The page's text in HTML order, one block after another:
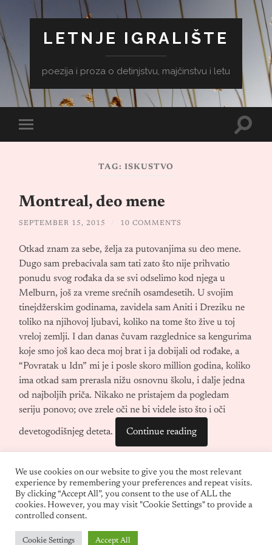
LETNJE IGRALIŠTE
poezija i proza o detinjstvu, majčinstvu i letu
mobile
Toggle
TAG: ISKUSTVO
Montreal, deo mene
SEPTEMBER 15, 2015 / 10 COMMENTS
Otkad znam za sebe, želja za putovanjima su deo mene.
Dugo sam prebacivala sam tati zato što nije prihvatio
ponudu svog rođaka da se svi odselimo kod njega u
Melburn, još za vreme srećnih osamdesetih. U svojim
tinejdžerskim godinama, zavidela sam Aniti i Dreziku ne
toliko na njihovoj ljubavi, koliko na tome što žive u toj
vreloj zemlji. I dan danas čuvam razglednice sa kengurima
koje smo još kao deca moj brat i ja dobijali od rođake, a
“Povratak u Idn” mi je i posle skoro million godina, koliko
ima otkad sam prerasla nižu osnovnu školu, i dalje jedna
od najboljih priča. Nikako ne pristajem da pogledam
seriju ponovo; ove zrele oči ne bi videle isto što i oči
devetogodišnjeg deteta. Continue reading
We use cookies on our website to give you the most relevant
experience by remembering your preferences and repeat visits.
By clicking “Accept All”, you consent to the use of ALL the
cookies. However, you may visit "Cookie Settings" to provide a
controlled consent.
Cookie Settings Accept All